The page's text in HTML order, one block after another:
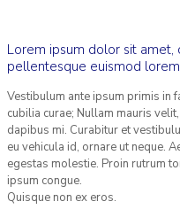
Lorem ipsum dolor sit amet,
pellentesque euismod
Vestibulum ante ipsum primis in
cubilia curae; Nullam mauris
dapibus mi. Curabitur et
eu vehicula id, ornare ut neque.
egestas molestie. Proin rutrum
ipsum congue.
Quisque non ex eros.